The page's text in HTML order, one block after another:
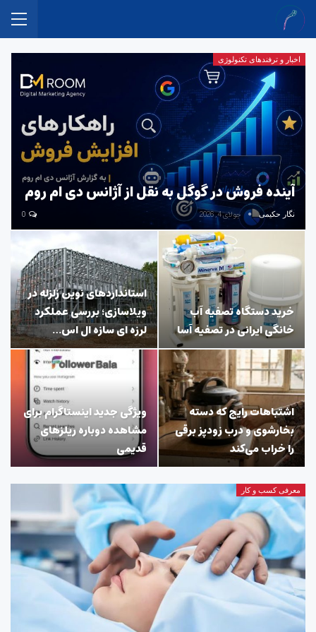
اخبار و ترفندهای تکنولوژی
آینده فروش در گوگل به نقل از آژانس دی ام روم
نگار حکیمی جولای 4, 2026
خرید دستگاه تصفیه آب
خانگی ایرانی در تصفیه آسا
استانداردهای نوین زلزله در
ویلاسازی؛ بررسی عملکرد
لرزه ای سازه ال اس…
اشتباهات رایج که دسته
بخارشوی و درب زودپز برقی
را خراب می‌کند
ویژگی جدید اینستاگرام برای
مشاهده دوباره ریلزهای
قدیمی
معرفی کسب و کار